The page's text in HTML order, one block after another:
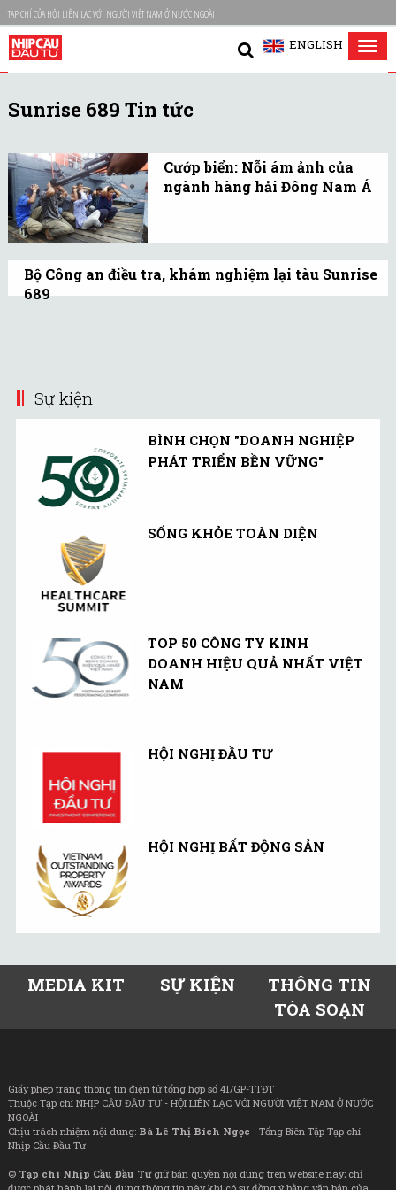
TẠP CHÍ CỦA HỘI LIÊN LẠC VỚI NGƯỜI VIỆT NAM Ở NƯỚC NGOÀI
ENGLISH
Sunrise 689 Tin tức
Cướp biển: Nỗi ám ảnh của
ngành hàng hải Đông Nam Á
đầu năm 2016 ở vùng biển
Đông Nam Á đã có 44 vụ
Bộ Công an điều tra, khám nghiệm lại tàu Sunrise
689
biển và mất hộp đen này.
Sự kiện
BÌNH CHỌN "DOANH NGHIỆP
PHÁT TRIỂN BỀN VỮNG"
SỐNG KHỎE TOÀN DIỆN
TOP 50 CÔNG TY KINH
DOANH HIỆU QUẢ NHẤT VIỆT
NAM
HỘI NGHỊ ĐẦU TƯ
HỘI NGHỊ BẤT ĐỘNG SẢN
MEDIA KIT SỰ KIỆN
THÔNG TIN
TÒA SOẠN
Giấy phép trang thông tin điện tử tổng hợp số 41/GP-TTĐT
Thuộc Tạp chí NHỊP CẦU ĐẦU TƯ - HỘI LIÊN LẠC VỚI NGƯỜI VIỆT NAM Ở NƯỚC
NGOÀI
Chịu trách nhiệm nội dung: Bà Lê Thị Bích Ngọc - Tổng Biên Tập Tạp chí
Nhịp Cầu Đầu Tư
© Tạp chí Nhịp Cầu Đầu Tưgiữ bản quyền nội dung trên website này; chỉ